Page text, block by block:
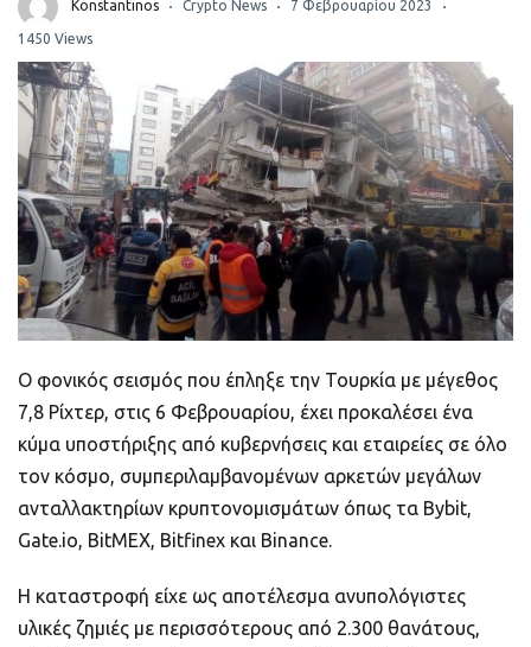
Konstantinos Crypto News 7 Φεβρουαρίου 2023
1450 Views
Ο φονικός σεισμός που έπληξε την Τουρκία με μέγεθος
7,8 Ρίχτερ, στις 6 Φεβρουαρίου, έχει προκαλέσει ένα
κύμα υποστήριξης από κυβερνήσεις και εταιρείες σε όλο
τον κόσμο, συμπεριλαμβανομένων αρκετών μεγάλων
ανταλλακτηρίων κρυπτονομισμάτων όπως τα Bybit,
Gate.io, BitMEX, Bitfinex και Binance.
Η καταστροφή είχε ως αποτέλεσμα ανυπολόγιστες
υλικές ζημιές με περισσότερους από 2.300 θανάτους,
ποιοτικό
Πορτοφόλια Κρυπτονομισμάτων
Metamask τι είναι και πως λειτουργεί αυτό
το πορτοφόλι;
Τι είναι τα NFTs
Νομοθεσία